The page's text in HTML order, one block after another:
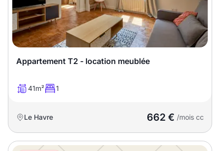
Appartement T2 - location meublée
41m² 1
Le Havre 662 € /mois cc